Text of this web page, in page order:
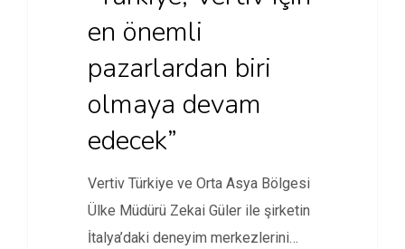
en önemli
pazarlardan biri
olmaya devam
edecek”
Vertiv Türkiye ve Orta Asya Bölgesi
Ülke Müdürü Zekai Güler ile şirketin
İtalya’daki deneyim merkezlerini…